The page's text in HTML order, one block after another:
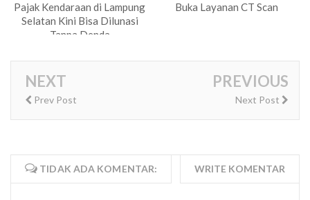
Pajak Kendaraan di Lampung
Selatan Kini Bisa Dilunasi
Tanpa Denda
Buka Layanan CT Scan
NEXT
Prev Post
PREVIOUS
Next Post
TIDAK ADA KOMENTAR: WRITE KOMENTAR